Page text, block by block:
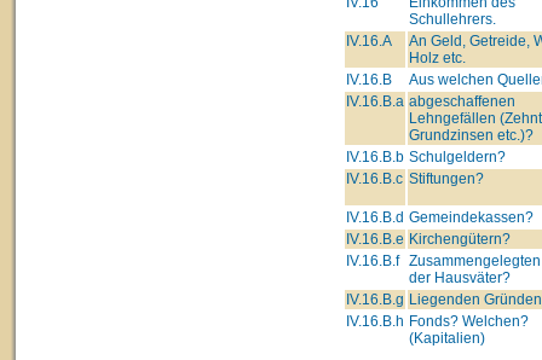
Schullehrers.
IV.16.A
An Geld, Getreide,
Holz etc.
IV.16.B
Aus welchen
IV.16.B.a abgeschaffenen
Lehngefällen
Grundzinsen etc.)?
IV.16.B.b Schulgeldern?
IV.16.B.c Stiftungen?
IV.16.B.d Gemeindekassen?
IV.16.B.e Kirchengütern?
IV.16.B.f
der Hausväter?
IV.16.B.g Liegenden
IV.16.B.h Fonds? Welchen?
(Kapitalien)